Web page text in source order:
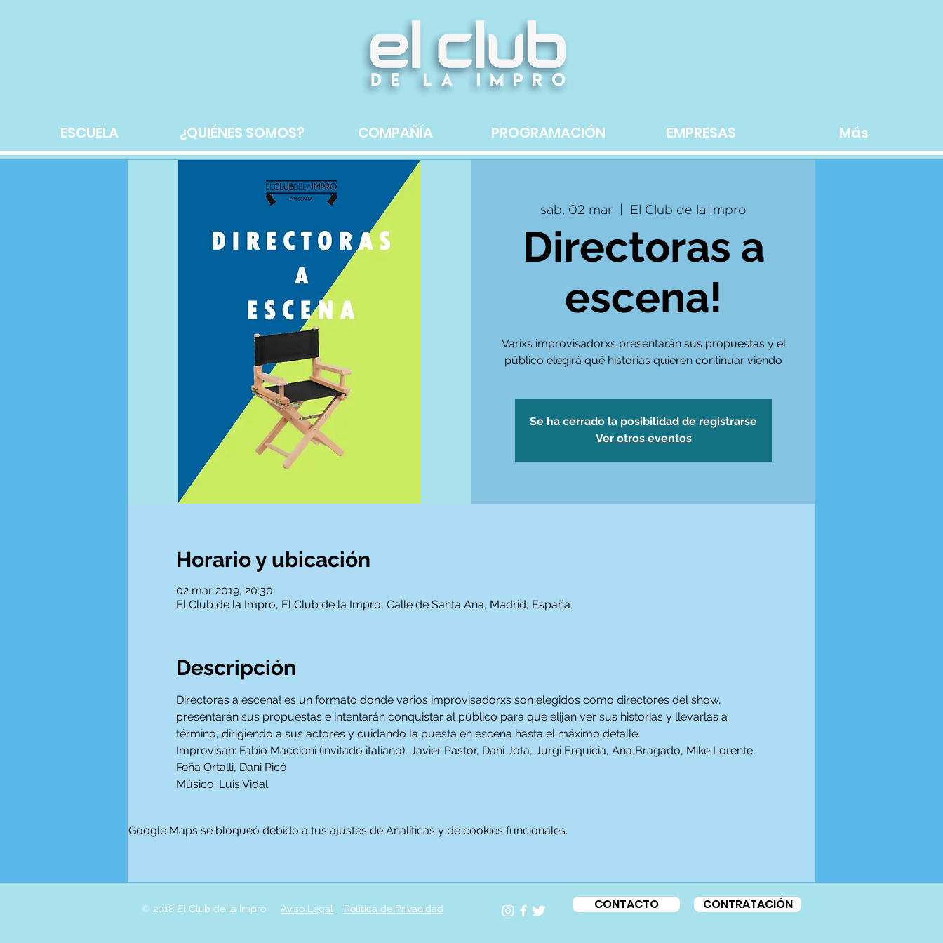
ESCUELA ¿QUIÉNES SOMOS? COMPAÑÍA PROGRAMACIÓN EMPRESAS Más
sáb, 02 mar El Club de la Impro
Directoras a
escena!
Varixs improvisadorxs presentarán sus propuestas y el
público elegirá qué historias quieren continuar viendo
Se ha cerrado la posibilidad de registrarse
Ver otros eventos
Horario y ubicación
02 mar 2019, 20:30
El Club de la Impro, El Club de la Impro, Calle de Santa Ana, Madrid, España
Descripción
Directoras a escena! es un formato donde varios improvisadorxs son elegidos como directores del show,
presentarán sus propuestas e intentarán conquistar al público para que elijan ver sus historias y llevarlas a
término, dirigiendo a sus actores y cuidando la puesta en escena hasta el máximo detalle.
Improvisan: Fabio Maccioni (invitado italiano), Javier Pastor, Dani Jota, Jurgi Erquicia, Ana Bragado, Mike Lorente,
Feña Ortalli, Dani Picó
Músico: Luis Vidal
Google Maps se bloqueó debido a tus ajustes de Analíticas y de cookies funcionales.
© 2018 El Club de la Impro Aviso Legal Política de Privacidad CONTACTO CONTRATACIÓN